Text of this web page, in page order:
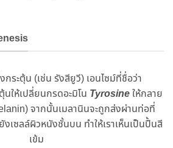
กระตุ้น (เช่น รังสียูวี) เอนไซม์ที่ชื่อว่า
นให้เปลี่ยนกรดอะมิโน Tyrosineให้กลาย
จากนั้นเมลานินจะถูกส่งผ่านท่อที่
งเซลล์ผิวหนังชั้นบน ทำให้เราเห็นเป็นปื้นสี
เข้ม